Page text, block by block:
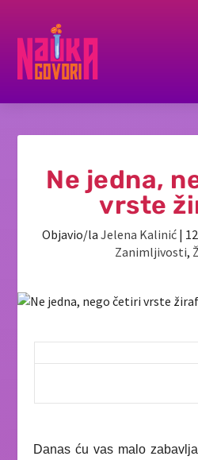
Ne jedna,
vrste
Objavio/la Jelena Kalinić |
Zanimljivosti,
Danas ću vas malo